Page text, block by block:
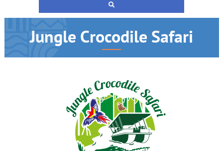
Jungle Crocodile Safari